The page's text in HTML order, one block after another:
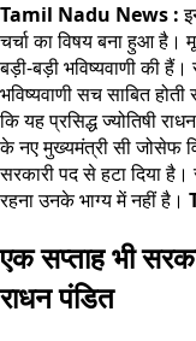
Tamil Nadu News :
चर्चा का विषय बना हुआ है।
बड़ी-बड़ी भविष्यवाणी की
भविष्यवाणी सच साबित
कि यह प्रसिद्ध ज्योतिषी
के नए मुख्यमंत्री सी जोसेफ
सरकारी पद से हटा दिया है।
रहना उनके भाग्य में नहीं है।
एक सप्ताह भी
राधन पंडित